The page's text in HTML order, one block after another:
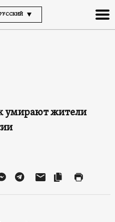
умирают жители